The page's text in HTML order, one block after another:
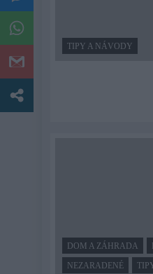
TIPY A NÁVODY
DOM A ZÁHRADA
NEZARADENÉ